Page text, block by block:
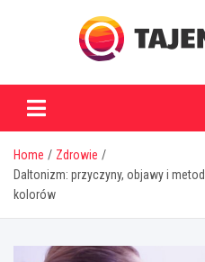
Home
Zdrowie
Daltonizm: przyczyny, objawy i
kolorów